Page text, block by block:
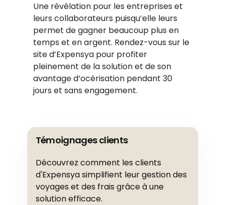
Une révélation pour les entreprises et
leurs collaborateurs puisqu’elle leurs
permet de gagner beaucoup plus en
temps et en argent. Rendez-vous sur le
site d’Expensya pour profiter
pleinement de la solution et de son
avantage d’océrisation pendant 30
jours et sans engagement.
Témoignages clients
Découvrez comment les clients
d'Expensya simplifient leur gestion des
voyages et des frais grâce à une
solution efficace.